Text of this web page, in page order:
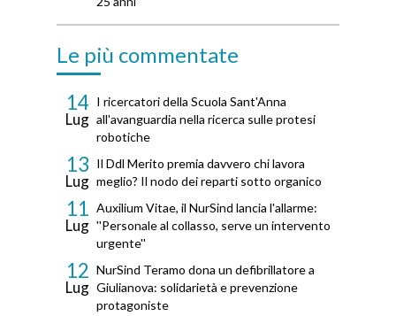
Le più commentate
14
Lug
I ricercatori della Scuola Sant'Anna
all'avanguardia nella ricerca sulle protesi
robotiche
13
Lug
Il Ddl Merito premia davvero chi lavora
meglio? Il nodo dei reparti sotto organico
11
Lug
Auxilium Vitae, il NurSind lancia l'allarme:
''Personale al collasso, serve un intervento
urgente''
12
Lug
NurSind Teramo dona un defibrillatore a
Giulianova: solidarietà e prevenzione
protagoniste